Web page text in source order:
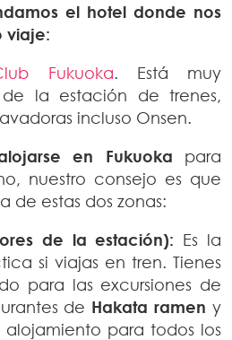
el hotel donde nos
viaje:
Fukuoka. Está muy
la estación de trenes,
incluso Onsen.
en Fukuoka para
nuestro consejo es que
de estas dos zonas:
de la estación): Es la
si viajas en tren. Tienes
para las excursiones de
de Hakata ramen y
para todos los